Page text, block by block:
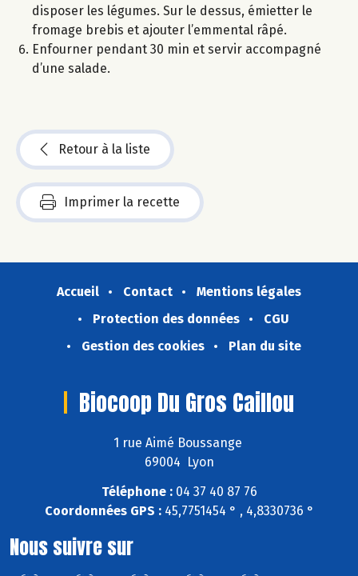
disposer les légumes. Sur le dessus, émietter le
fromage brebis et ajouter l’emmental râpé.
Enfourner pendant 30 min et servir accompagné
d’une salade.
Retour à la liste
Imprimer la recette
Accueil Contact
Mentions légales
Protection des données
CGU
Gestion des cookies
Plan du site
Biocoop Du Gros Caillou
1 rue Aimé Boussange
69004 Lyon
Téléphone :04 37 40 87 76
Coordonnées GPS :45,7751454 ° , 4,8330736 °
Nous suivre sur